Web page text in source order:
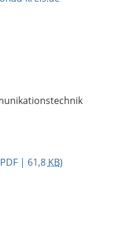
| 61,8 KB)